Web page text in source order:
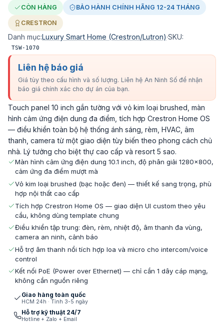
CÒN HÀNG BẢO HÀNH CHÍNH HÃNG 12-24 THÁNG
CRESTRON
Danh mục:Luxury Smart Home (Crestron/Lutron)·SKU:
TSW-1070
Liên hệ báo giá
Giá tùy theo cấu hình và số lượng. Liên hệ An Ninh Số để nhận
báo giá chính xác cho dự án của bạn.
Touch panel 10 inch gắn tường với vỏ kim loại brushed, màn
hình cảm ứng điện dung đa điểm, tích hợp Crestron Home OS
— điều khiển toàn bộ hệ thống ánh sáng, rèm, HVAC, âm
thanh, camera từ một giao diện tùy biến theo phong cách chủ
nhà. Lý tưởng cho biệt thự cao cấp và resort 5 sao.
Màn hình cảm ứng điện dung 10.1 inch, độ phân giải 1280×800,
cảm ứng đa điểm mượt mà
Vỏ kim loại brushed (bạc hoặc đen) — thiết kế sang trọng, phù
hợp nội thất cao cấp
Tích hợp Crestron Home OS — giao diện UI custom theo yêu
cầu, không dùng template chung
Điều khiển tập trung: đèn, rèm, nhiệt độ, âm thanh đa vùng,
camera an ninh, cảnh báo
Hỗ trợ âm thanh nổi tích hợp loa và micro cho intercom/voice
control
Kết nối PoE (Power over Ethernet) — chỉ cần 1 dây cáp mạng,
không cần nguồn riêng
Giao hàng toàn quốc
HCM 24h · Tỉnh 3-5 ngày
Hỗ trợ kỹ thuật 24/7
Hotline + Zalo + Email